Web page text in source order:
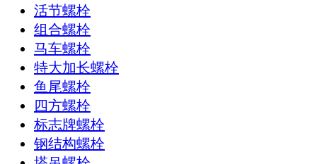
活节螺栓
组合螺栓
马车螺栓
特大加长螺栓
鱼尾螺栓
四方螺栓
标志牌螺栓
钢结构螺栓